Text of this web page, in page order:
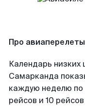
Про
Календарь низких
Самарканда
каждую неделю по
рейсов и 10